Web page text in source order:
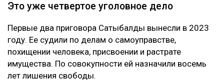
Это уже четвертое уголовное дело
Первые два приговора Сатыбалды вынесли в 2023
году. Ее судили по делам о самоуправстве,
похищении человека, присвоении и растрате
имущества. По совокупности ей назначили восемь
лет лишения свободы.